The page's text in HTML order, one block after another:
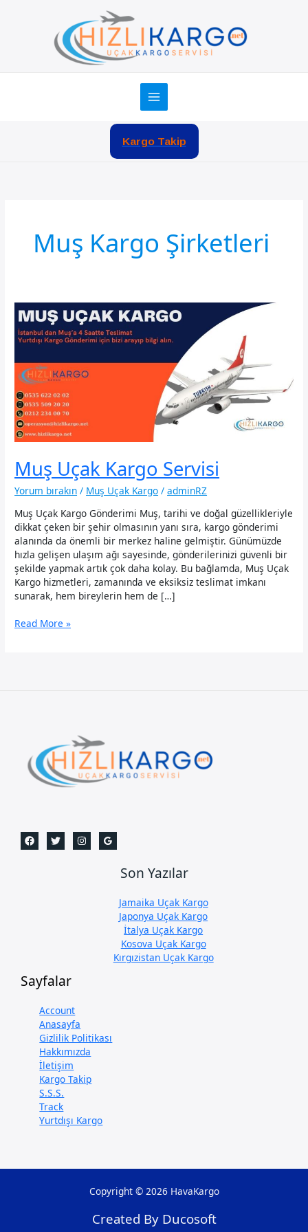
Kargo Takip
Muş Kargo Şirketleri
Muş Uçak Kargo Servisi
Yorum bırakın / Muş Uçak Kargo /adminRZ
Muş Uçak Kargo Gönderimi Muş, tarihi ve doğal güzellikleriyle
dikkat çeken bir şehir olmasının yanı sıra, kargo gönderimi
alanında da önemli bir merkez haline gelmiştir. Günümüzde
hızla gelişen ulaşım ağı sayesinde, gönderilerinizi güvenli bir
şekilde yapmak artık çok daha kolay. Bu bağlamda, Muş Uçak
Kargo hizmetleri, zamanında ve eksiksiz teslimat imkanı
sunarak, hem bireylerin hem de […]
Muş
Read More »
Son Yazılar
Jamaika Uçak Kargo
Japonya Uçak Kargo
İtalya Uçak Kargo
Kosova Uçak Kargo
Kırgızistan Uçak Kargo
Sayfalar
Account
Anasayfa
Gizlilik Politikası
Hakkımızda
İletişim
Kargo Takip
S.S.S.
Track
Yurtdışı Kargo
Copyright © 2026 HavaKargo
Created By Ducosoft